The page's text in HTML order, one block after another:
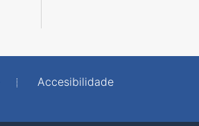
Accesibilidade